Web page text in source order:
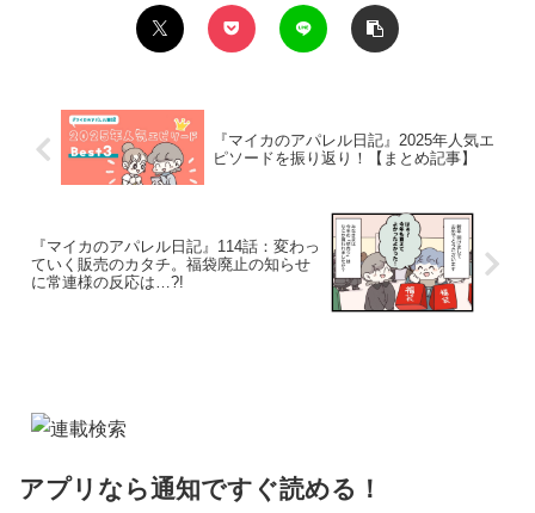
『マイカのアパレル日記』2025年人気エ
ピソードを振り返り！【まとめ記事】
『マイカのアパレル日記』114話：変わっ
ていく販売のカタチ。福袋廃止の知らせ
に常連様の反応は…?!
アプリなら通知ですぐ読める！